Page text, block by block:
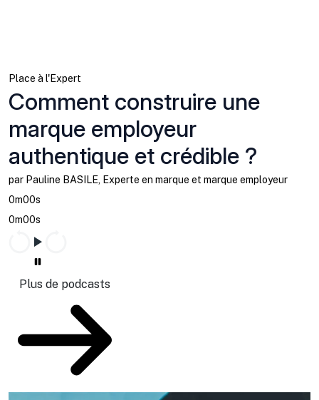
Place à l'Expert
Comment construire une
marque employeur
authentique et crédible ?
par Pauline BASILE, Experte en marque et marque employeur
0m00s
0m00s
Plus de podcasts